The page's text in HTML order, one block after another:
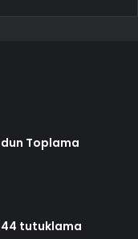
Toplama
tutuklama